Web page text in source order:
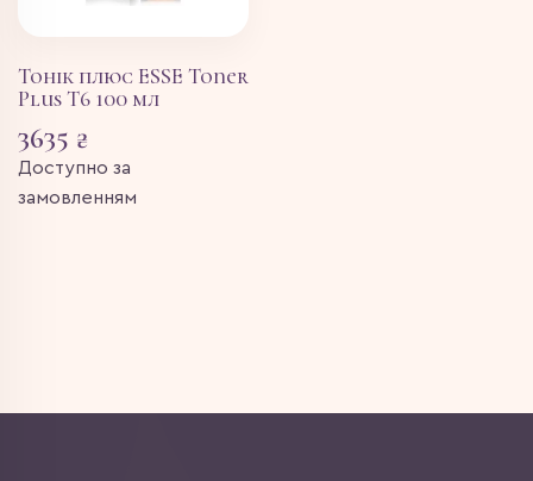
Тонік плюс ESSE Toner
Plus T6 100 мл
3635 ₴
Доступно за
замовленням